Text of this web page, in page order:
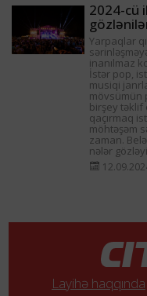
2024-cü
Yarpaqlar
inanılmaz
İstər pop,
musiqi
mövsümün
birşey təklif
qaçırmaq
möhtəşəm
zaman.
nələr
Layihə haqqında